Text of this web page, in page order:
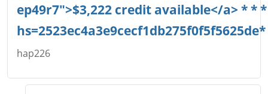
ep49r7">$3,222 credit available</a> * * *
hap226